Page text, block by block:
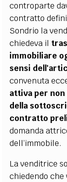
controparte
contratto
Sondrio la
chiedeva il
immobiliare
sensi
convenuta
attiva per
della
contratto
domanda
dell’immobile.
La venditrice
chiedendo